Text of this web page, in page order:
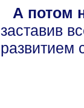
А потом
заставив
развитием